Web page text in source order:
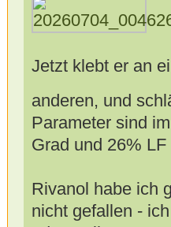
Jetzt klebt er an
anderen, und
Parameter sind
Grad und 26% LF
Rivanol habe ich
nicht gefallen -